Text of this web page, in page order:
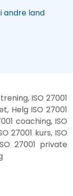
andre land
ISO 27001
Helg ISO 27001
coaching, ISO
27001 kurs, ISO
27001 private